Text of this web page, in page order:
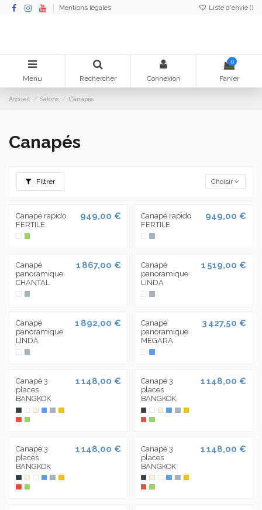
Mentions légales Liste d'envie ()
Menu Rechercher Connexion
0
Panier
Accueil Salons Canapés
Canapés
Filtrer Choisir
Canapé rapido
FERTILE
949,00 €
Canapé rapido
FERTILE
949,00 €
Canapé
panoramique
CHANTAL
1 867,00 €
Canapé
panoramique
LINDA
1 519,00 €
Canapé
panoramique
LINDA
1 892,00 €
Canapé
panoramique
MEGARA
3 427,50 €
Canapé 3
places
BANGKOK
1 148,00 €
Canapé 3
places
BANGKOK
1 148,00 €
Canapé 3
places
BANGKOK
1 148,00 €
Canapé 3
places
BANGKOK
1 148,00 €